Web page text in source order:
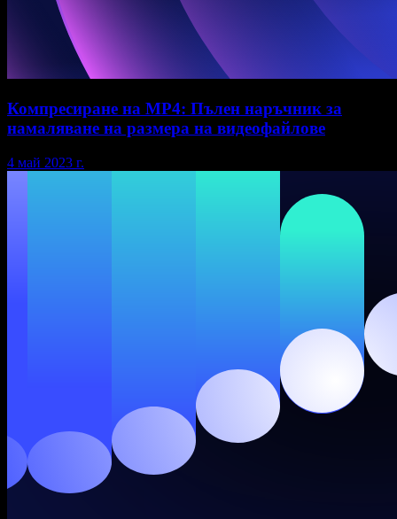
Компресиране на MP4: Пълен наръчник за
намаляване на размера на видеофайлове
4 май 2023 г.